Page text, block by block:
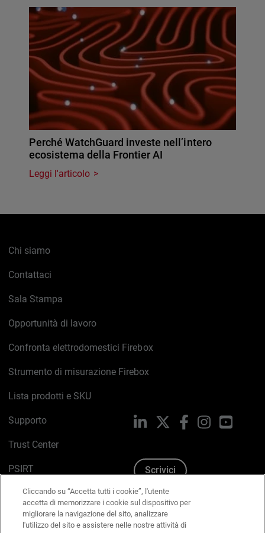
Perché WatchGuard investe nell’intero
ecosistema della Frontier AI
Leggi l'articolo
Chi siamo
Contattaci
Sala Stampa
Opportunità di lavoro
Confronta elettrodomestici Firebox
Strumento di misurazione Firebox
Lista prodotti e SKU
Supporto
Trust Center
PSIRT
Politica sui cookie
Informativa sulla privacy
LinkedIn FacebookInstagram
Scrivici
Cliccando su “Accetta tutti i cookie”, l'utente
accetta di memorizzare i cookie sul dispositivo per
migliorare la navigazione del sito, analizzare
l'utilizzo del sito e assistere nelle nostre attività di